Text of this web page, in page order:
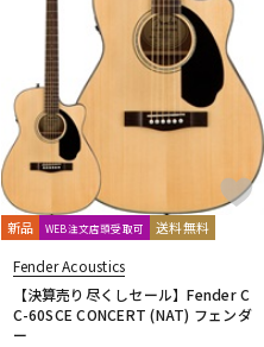
新品 WEB注文店頭受取可 送料無料
Fender Acoustics
【決算売り尽くしセール】Fender C
C-60SCE CONCERT (NAT) フェンダ
ー